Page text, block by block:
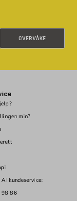
OVERVÅKE
min?
kundeservice:
98 86